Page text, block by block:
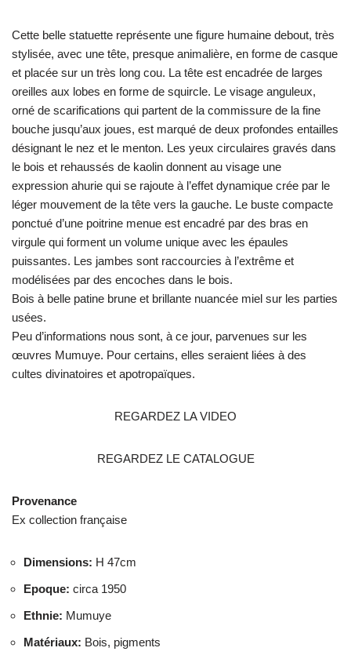
Cette belle statuette représente une figure humaine debout, très
stylisée, avec une tête, presque animalière, en forme de casque
et placée sur un très long cou. La tête est encadrée de larges
oreilles aux lobes en forme de squircle. Le visage anguleux,
orné de scarifications qui partent de la commissure de la fine
bouche jusqu’aux joues, est marqué de deux profondes entailles
désignant le nez et le menton. Les yeux circulaires gravés dans
le bois et rehaussés de kaolin donnent au visage une
expression ahurie qui se rajoute à l’effet dynamique crée par le
léger mouvement de la tête vers la gauche. Le buste compacte
ponctué d’une poitrine menue est encadré par des bras en
virgule qui forment un volume unique avec les épaules
puissantes. Les jambes sont raccourcies à l’extrême et
modélisées par des encoches dans le bois.
Bois à belle patine brune et brillante nuancée miel sur les parties
usées.
Peu d’informations nous sont, à ce jour, parvenues sur les
œuvres Mumuye. Pour certains, elles seraient liées à des
cultes divinatoires et apotropaïques.
REGARDEZ LA VIDEO
REGARDEZ LE CATALOGUE
Provenance
Ex collection française
Dimensions: H 47cm
Epoque: circa 1950
Ethnie: Mumuye
Matériaux: Bois, pigments